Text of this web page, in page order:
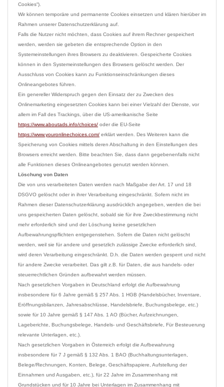
Cookies“).
Wir können temporäre und permanente Cookies einsetzen und klären hierüber im
Rahmen unserer Datenschutzerklärung auf.
Falls die Nutzer nicht möchten, dass Cookies auf ihrem Rechner gespeichert
werden, werden sie gebeten die entsprechende Option in den
Systemeinstellungen ihres Browsers zu deaktivieren. Gespeicherte Cookies
können in den Systemeinstellungen des Browsers gelöscht werden. Der
Ausschluss von Cookies kann zu Funktionseinschränkungen dieses
Onlineangebotes führen.
Ein genereller Widerspruch gegen den Einsatz der zu Zwecken des
Onlinemarketing eingesetzten Cookies kann bei einer Vielzahl der Dienste, vor
https://www.aboutads.info/choices/
https://www.youronlinechoices.com/ erklärt werden. Des Weiteren kann die
Speicherung von Cookies mittels deren Abschaltung in den Einstellungen des
Browsers erreicht werden. Bitte beachten Sie, dass dann gegebenenfalls nicht
Löschung von Daten
Die von uns verarbeiteten Daten werden nach Maßgabe der Art. 17 und 18
DSGVO gelöscht oder in ihrer Verarbeitung eingeschränkt. Sofern nicht im
Rahmen dieser Datenschutzerklärung ausdrücklich angegeben, werden die bei
uns gespeicherten Daten gelöscht, sobald sie für ihre Zweckbestimmung nicht
mehr erforderlich sind und der Löschung keine gesetzlichen
Aufbewahrungspflichten entgegenstehen. Sofern die Daten nicht gelöscht
werden, weil sie für andere und gesetzlich zulässige Zwecke erforderlich sind,
wird deren Verarbeitung eingeschränkt. D.h. die Daten werden gesperrt und nicht
für andere Zwecke verarbeitet. Das gilt z.B. für Daten, die aus handels- oder
steuerrechtlichen Gründen aufbewahrt werden müssen.
Nach gesetzlichen Vorgaben in Deutschland erfolgt die Aufbewahrung
insbesondere für 6 Jahre gemäß § 257 Abs. 1 HGB (Handelsbücher, Inventare,
Eröffnungsbilanzen, Jahresabschlüsse, Handelsbriefe, Buchungsbelege, etc.)
sowie für 10 Jahre gemäß § 147 Abs. 1 AO (Bücher, Aufzeichnungen,
Lageberichte, Buchungsbelege, Handels- und Geschäftsbriefe, Für Besteuerung
relevante Unterlagen, etc.).
Nach gesetzlichen Vorgaben in Österreich erfolgt die Aufbewahrung
insbesondere für 7 J gemäß § 132 Abs. 1 BAO (Buchhaltungsunterlagen,
Belege/Rechnungen, Konten, Belege, Geschäftspapiere, Aufstellung der
Einnahmen und Ausgaben, etc.), für 22 Jahre im Zusammenhang mit
Grundstücken und für 10 Jahre bei Unterlagen im Zusammenhang mit